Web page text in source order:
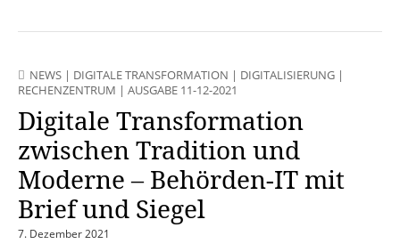
NEWS | DIGITALE TRANSFORMATION | DIGITALISIERUNG |
RECHENZENTRUM | AUSGABE 11-12-2021
Digitale Transformation
zwischen Tradition und
Moderne – Behörden-IT mit
Brief und Siegel
7. Dezember 2021